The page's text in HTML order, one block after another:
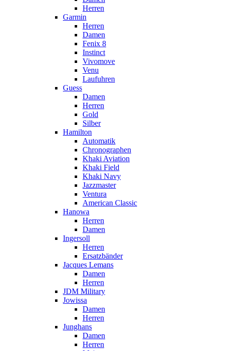
Herren
Garmin
Herren
Damen
Fenix 8
Instinct
Vivomove
Venu
Laufuhren
Guess
Damen
Herren
Gold
Silber
Hamilton
Automatik
Chronographen
Khaki Aviation
Khaki Field
Khaki Navy
Jazzmaster
Ventura
American Classic
Hanowa
Herren
Damen
Ingersoll
Herren
Ersatzbänder
Jacques Lemans
Damen
Herren
JDM Military
Jowissa
Damen
Herren
Junghans
Damen
Herren